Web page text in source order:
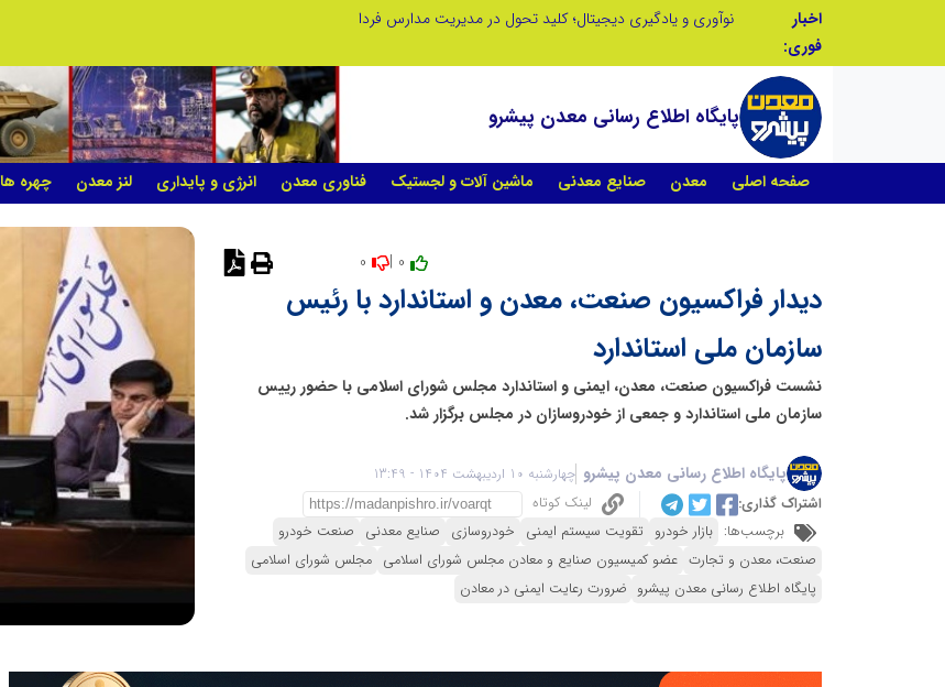
اخبار
فوری:
نوآوری و یادگیری دیجیتال؛ کلید تحول در مدیریت مدارس فردا
پایگاه اطلاع رسانی معدن پیشرو
صفحه اصلی معدن صنایع معدنی ماشین آلات و لجستیک فناوری معدن انرژی و پایداری لنز معدن چهره ها
دیدار فراکسیون صنعت، معدن و استاندارد با رئیس
سازمان ملی استاندارد
نشست فراکسیون صنعت، معدن، ایمنی و استاندارد مجلس شورای اسلامی با حضور رییس
سازمان ملی استاندارد و جمعی از خودروسازان در مجلس برگزار شد.
پایگاه اطلاع رسانی معدن پیشرو چهارشنبه 10 اردیبهشت 1404 - 13:49
اشتراک گذاری:
لینک کوتاه
برچسب‌ها: بازار خودرو تقویت سیستم ایمنی خودروسازی صنایع معدنی صنعت خودرو
صنعت، معدن و تجارت عضو کمیسیون صنایع و معادن مجلس شورای اسلامی مجلس شورای اسلامی
پایگاه اطلاع رسانی معدن پیشرو ضرورت رعایت ایمنی در معادن